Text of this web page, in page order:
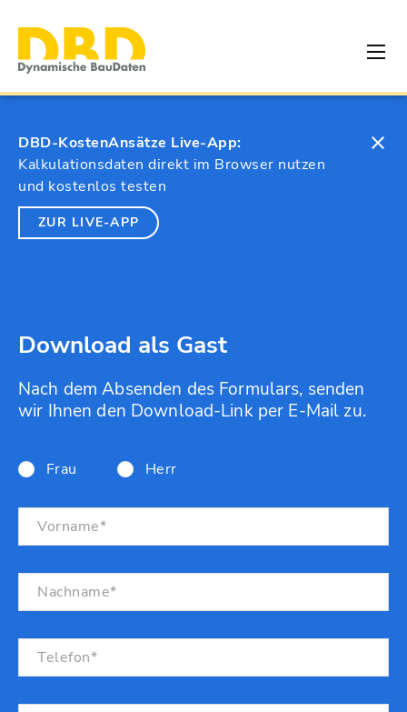
DBD-KostenAnsätze Live-App:
Kalkulationsdaten direkt im Browser nutzen
und kostenlos testen
ZUR LIVE-APP
Download als Gast
Nach dem Absenden des Formulars, senden
wir Ihnen den Download-Link per E-Mail zu.
Frau Herr